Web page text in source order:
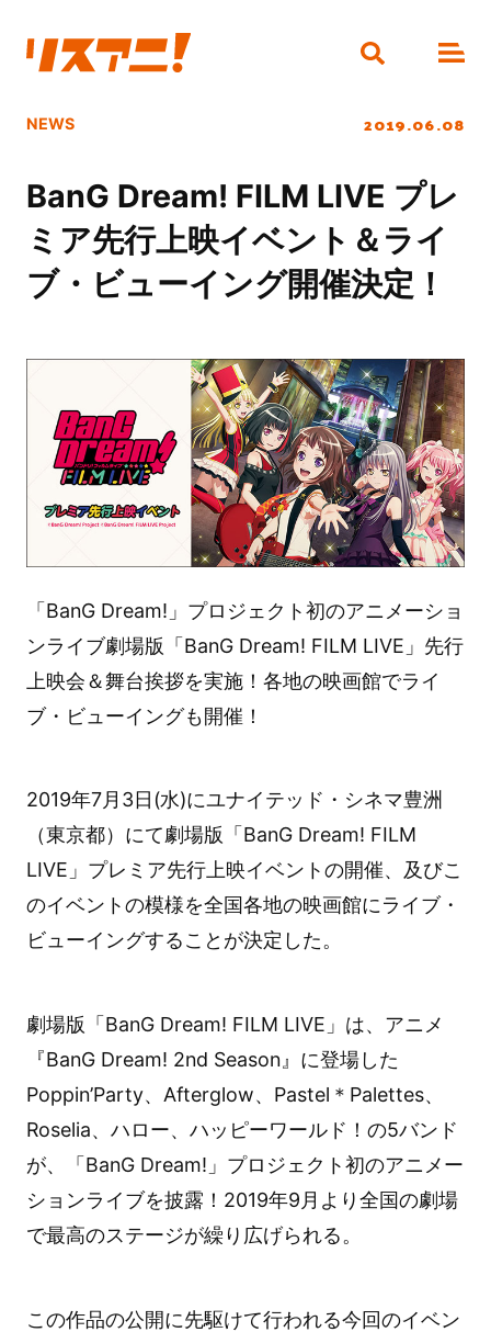
NEWS 2019.06.08
BanG Dream! FILM LIVE プレ
ミア先行上映イベント＆ライ
ブ・ビューイング開催決定！
「BanG Dream!」プロジェクト初のアニメーショ
ンライブ劇場版「BanG Dream! FILM LIVE」先行
上映会＆舞台挨拶を実施！各地の映画館でライ
ブ・ビューイングも開催！
2019年7月3日(水)にユナイテッド・シネマ豊洲
（東京都）にて劇場版「BanG Dream! FILM
LIVE」プレミア先行上映イベントの開催、及びこ
のイベントの模様を全国各地の映画館にライブ・
ビューイングすることが決定した。
劇場版「BanG Dream! FILM LIVE」は、アニメ
『BanG Dream! 2nd Season』に登場した
Poppin’Party、Afterglow、Pastel＊Palettes、
Roselia、ハロー、ハッピーワールド！の5バンド
が、「BanG Dream!」プロジェクト初のアニメー
ションライブを披露！2019年9月より全国の劇場
で最高のステージが繰り広げられる。
この作品の公開に先駆けて行われる今回のイベン